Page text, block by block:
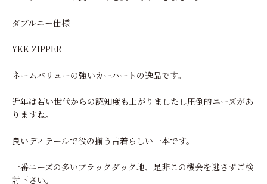
ダブルニー仕様
YKK ZIPPER
ネームバリューの強いカーハートの逸品です。
近年は若い世代からの認知度も上がりましたし圧倒的ニーズがあ
りますね。
良いディテールで役の揃う古着らしい一本です。
一番ニーズの多いブラックダック地、是非この機会を逃さずご検
討下さい。